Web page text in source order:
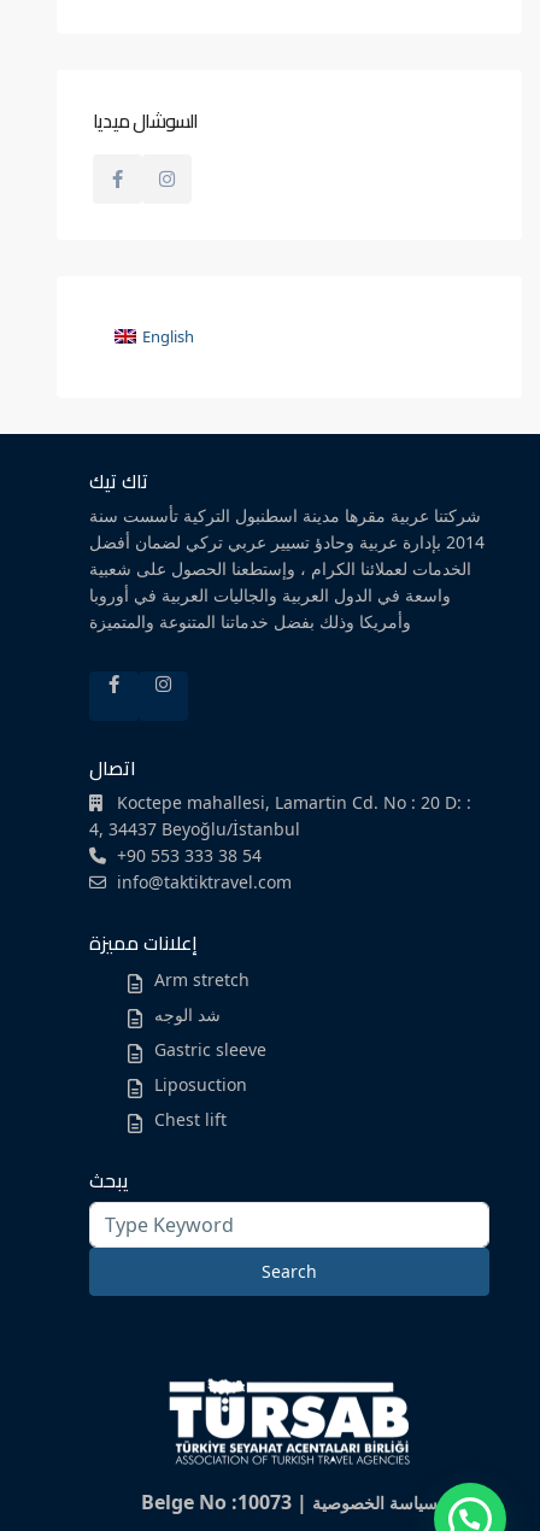
السوشال ميديا
English
تاك تيك
شركتنا عربية مقرها مدينة اسطنبول التركية تأسست سنة
2014 بإدارة عربية وحادؤ تسيير عربي تركي لضمان أفضل
الخدمات لعملائنا الكرام ، وإستطعنا الحصول على شعبية
واسعة في الدول العربية والجاليات العربية في أوروبا
وأمريكا وذلك بفضل خدماتنا المتنوعة والمتميزة
اتصال
Koctepe mahallesi, Lamartin Cd. No : 20 D: :
4, 34437 Beyoğlu/İstanbul
+90 553 333 38 54
info@taktiktravel.com
إعلانات مميزة
Arm stretch
شد الوجه
Gastric sleeve
Liposuction
Chest lift
يبحث
Search
for:
Search
Belge No :10073 | سياسة الخصوصية